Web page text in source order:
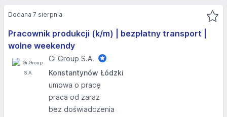
Pracownik produkcji (k/m) | bezpłatny transport |
wolne weekendy
Gi Group S.A.
Konstantynów Łódzki
umowa o pracę
praca od zaraz
bez doświadczenia
Dodana 7 sierpnia